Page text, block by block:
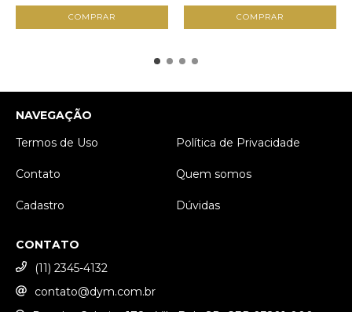
NAVEGAÇÃO
Termos de Uso
Política de Privacidade
Contato Quem somos
Cadastro Dúvidas
CONTATO
(11) 2345-4132
contato@dym.com.br